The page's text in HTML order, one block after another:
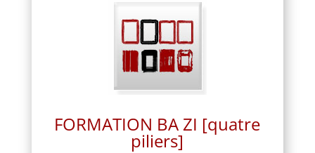
FORMATION BA ZI [quatre
piliers]